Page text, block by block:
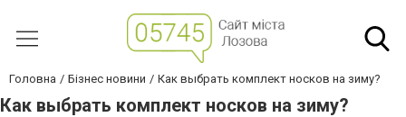
Головна Бізнес новини Как выбрать комплект носков на зиму?
Как выбрать комплект носков на зиму?